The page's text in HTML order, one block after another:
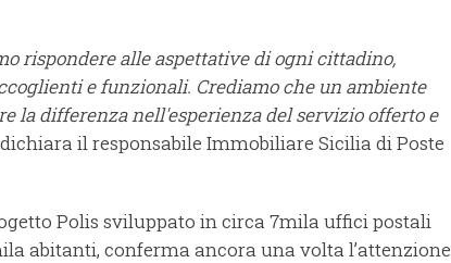
rispondere alle aspettative di ogni cittadino,
e funzionali. Crediamo che un ambiente
la differenza nell'esperienza del servizio offerto e
dichiara il responsabile Immobiliare Sicilia di Poste
Polis sviluppato in circa 7mila uffici postali
abitanti, conferma ancora una volta l’attenzione